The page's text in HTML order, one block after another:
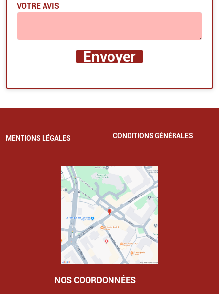
VOTRE AVIS
MENTIONS LÉGALES CONDITIONS GÉNÉRALES
NOS COORDONNÉES